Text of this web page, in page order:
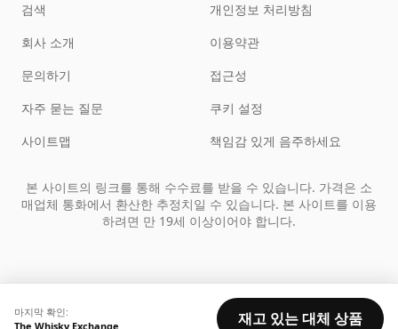
마지막 확인:
The Whisky Exchange
재고 있는 대체 상품
검색
회사 소개
문의하기
자주 묻는 질문
사이트맵
개인정보 처리방침
이용약관
접근성
쿠키 설정
책임감 있게 음주하세요
본 사이트의 링크를 통해 수수료를 받을 수 있습니다. 가격은 소
매업체 통화에서 환산한 추정치일 수 있습니다. 본 사이트를 이용
하려면 만 19세 이상이어야 합니다.